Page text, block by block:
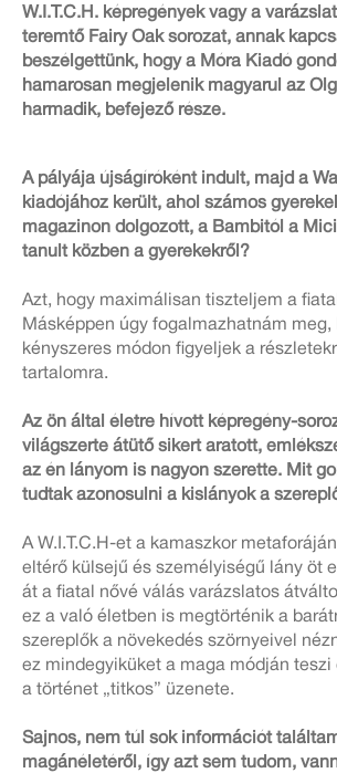
W.I.T.C.H. képregények vagy a
teremtő Fairy Oak sorozat, annak
beszélgettünk, hogy a Móra Kiadó
hamarosan megjelenik magyarul az
harmadik, befejező része.
A pályája újságíróként indult, majd a
kiadójához került, ahol számos
magazinon dolgozott, a Bambitól a
tanult közben a gyerekekről?
Azt, hogy maximálisan tiszteljem a
Másképpen úgy fogalmazhatnám meg,
kényszeres módon figyeljek a
tartalomra.
Az ön által életre hívott képregény-
világszerte átütő sikert aratott,
az én lányom is nagyon szerette. Mit
tudtak azonosulni a kislányok a
A W.I.T.C.H-et a kamaszkor
eltérő külsejű és személyiségű lány öt
át a fiatal nővé válás varázslatos
ez a való életben is megtörténik a
szereplők a növekedés szörnyeivel
ez mindegyiküket a maga módján teszi
a történet „titkos” üzenete.
Sajnos, nem túl sok információt
magánéletéről, így azt sem tudom,